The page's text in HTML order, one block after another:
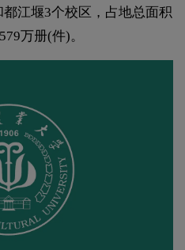
江堰3个校区，占地总面积
万册(件)。